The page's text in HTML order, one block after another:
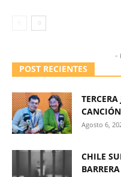
-
POST RECIENTES
Agosto 6,
CHILE